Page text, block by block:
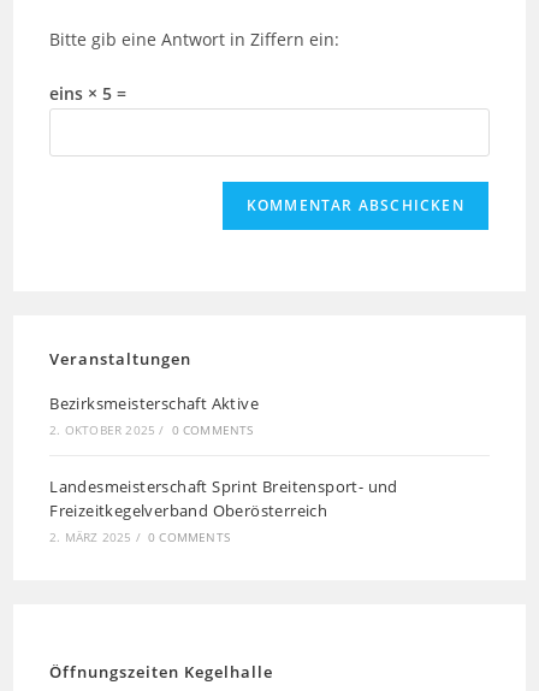
Bitte gib eine Antwort in Ziffern ein:
eins × 5 =
Veranstaltungen
Bezirksmeisterschaft Aktive
2. OKTOBER 2025 / 0 COMMENTS
Landesmeisterschaft Sprint Breitensport- und
Freizeitkegelverband Oberösterreich
2. MÄRZ 2025 / 0 COMMENTS
Öffnungszeiten Kegelhalle